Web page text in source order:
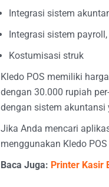
Integrasi sistem
Integrasi sistem
Kostumisasi struk
Kledo POS memiliki
dengan 30.000 rupiah
dengan sistem akuntansi
Jika Anda mencari
menggunakan Kledo
Baca Juga: Printer Kasir